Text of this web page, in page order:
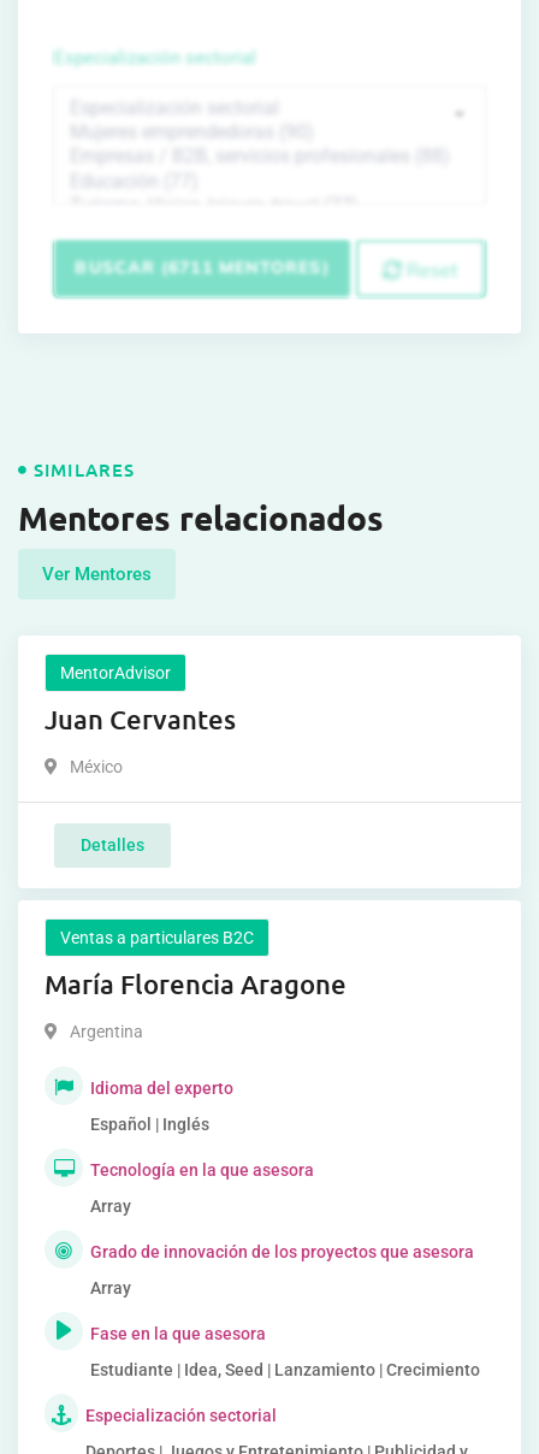
Especialización sectorial
BUSCAR (6711 MENTORES) Reset
SIMILARES
Mentores relacionados
Ver Mentores
MentorAdvisor
Juan Cervantes
México
Detalles
Ventas a particulares B2C
María Florencia Aragone
Argentina
Idioma del experto
Español | Inglés
Tecnología en la que asesora
Array
Grado de innovación de los proyectos que asesora
Array
Fase en la que asesora
Estudiante | Idea, Seed | Lanzamiento | Crecimiento
Especialización sectorial